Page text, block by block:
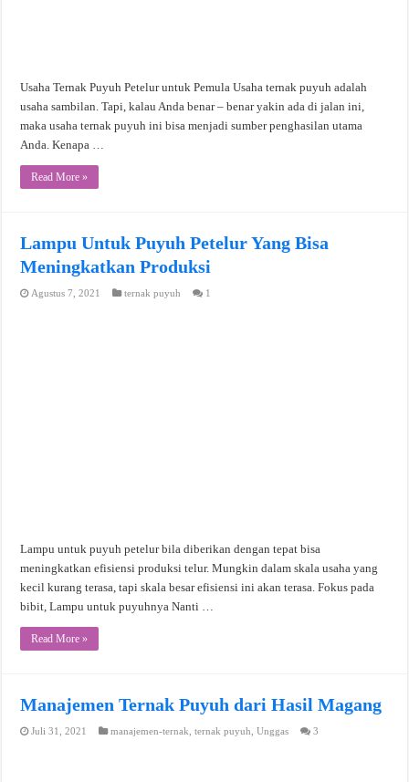
Usaha Ternak Puyuh Petelur untuk Pemula Usaha ternak puyuh adalah
usaha sambilan. Tapi, kalau Anda benar – benar yakin ada di jalan ini,
maka usaha ternak puyuh ini bisa menjadi sumber penghasilan utama
Anda. Kenapa …
Read More »
Lampu Untuk Puyuh Petelur Yang Bisa
Meningkatkan Produksi
Agustus 7, 2021 ternak puyuh 1
Lampu untuk puyuh petelur bila diberikan dengan tepat bisa
meningkatkan efisiensi produksi telur. Mungkin dalam skala usaha yang
kecil kurang terasa, tapi skala besar efisiensi ini akan terasa. Fokus pada
bibit, Lampu untuk puyuhnya Nanti …
Read More »
Manajemen Ternak Puyuh dari Hasil Magang
Juli 31, 2021 manajemen-ternak,ternak puyuh,Unggas 3